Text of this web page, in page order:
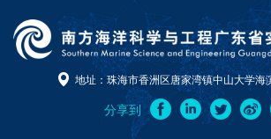
地址：珠海市香洲区唐家湾镇中山大学海
分享到